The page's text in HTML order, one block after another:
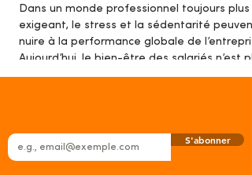
Dans un monde professionnel toujours plus
exigeant, le stress et la sédentarité peuvent
nuire à la performance globale de
Aujourd’hui, le bien-être des salariés n’est
un luxe, mais un véritable levier stratégique .
coûts, pour une entreprise, de négliger
S'abonner